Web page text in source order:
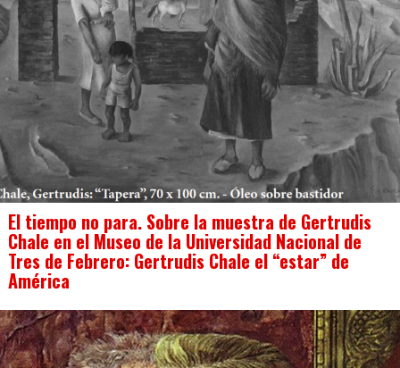
El tiempo no para. Sobre la muestra de Gertrudis
Chale en el Museo de la Universidad Nacional de
Tres de Febrero: Gertrudis Chale el “estar” de
América